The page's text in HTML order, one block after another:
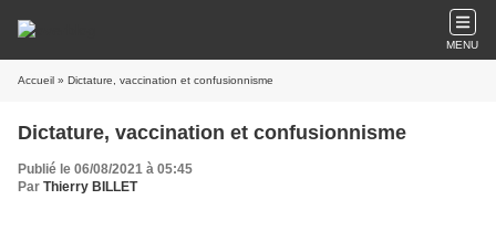
MENU
Accueil » Dictature, vaccination et confusionnisme
Dictature, vaccination et confusionnisme
Publié le 06/08/2021 à 05:45
Par Thierry BILLET